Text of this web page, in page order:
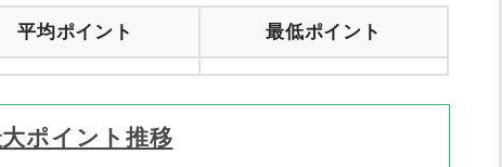
イント推移グラフと過去最高ポイント、平均ポイント
平均ポイント